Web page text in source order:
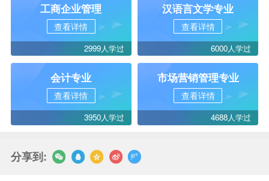
工商企业管理
查看详情
2999人学过
汉语言文学专业
查看详情
6000人学过
会计专业
查看详情
3950人学过
市场营销管理专业
查看详情
4688人学过
分享到: